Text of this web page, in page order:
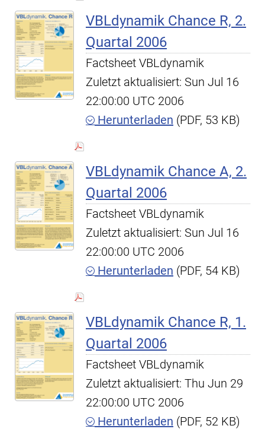
VBLdynamik Chance R, 2.
Quartal 2006
Factsheet VBLdynamik
Zuletzt aktualisiert: Sun Jul 16
22:00:00 UTC 2006
Herunterladen (PDF, 53 KB)
VBLdynamik Chance A, 2.
Quartal 2006
Factsheet VBLdynamik
Zuletzt aktualisiert: Sun Jul 16
22:00:00 UTC 2006
Herunterladen (PDF, 54 KB)
VBLdynamik Chance R, 1.
Quartal 2006
Factsheet VBLdynamik
Zuletzt aktualisiert: Thu Jun 29
22:00:00 UTC 2006
Herunterladen (PDF, 52 KB)